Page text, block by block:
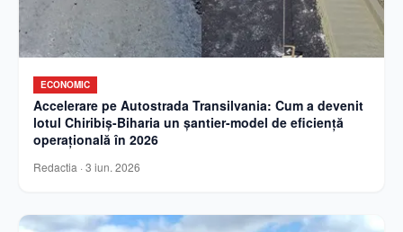
ECONOMIC
Accelerare pe Autostrada Transilvania: Cum a devenit
lotul Chiribiș-Biharia un șantier-model de eficiență
operațională în 2026
Redactia · 3 iun. 2026